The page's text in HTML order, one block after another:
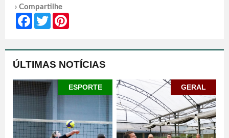
› Compartilhe
FacebookTwitter
ÚLTIMAS NOTÍCIAS
ESPORTE GERAL